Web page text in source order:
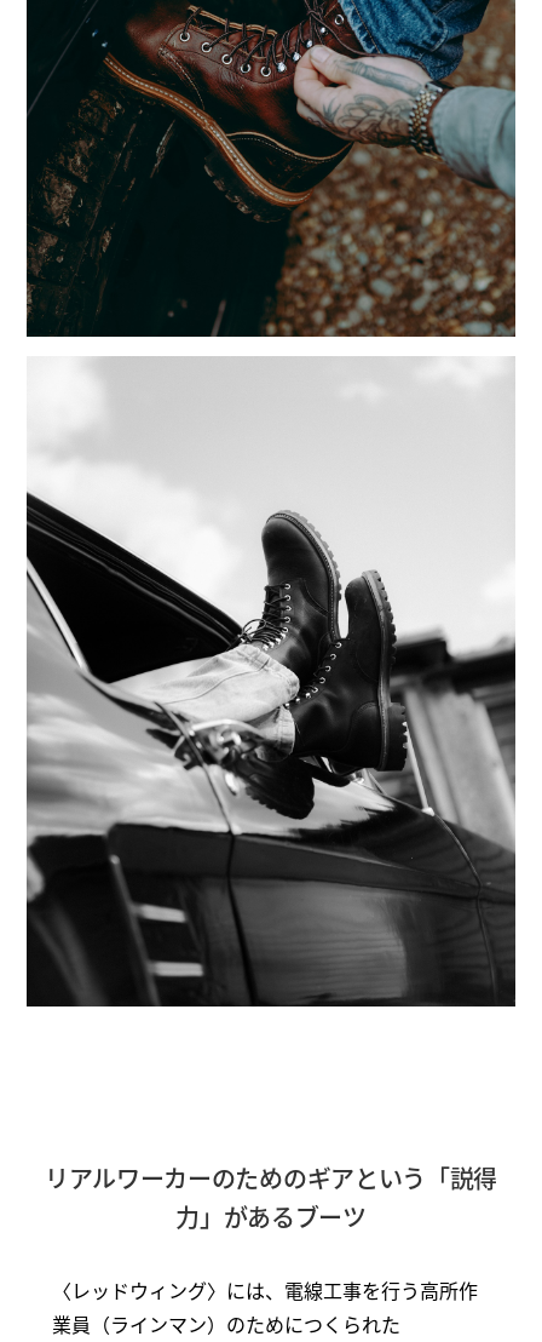
リアルワーカーのためのギアという「説得
力」があるブーツ
〈レッドウィング〉には、電線工事を行う高所作
業員（ラインマン）のためにつくられた